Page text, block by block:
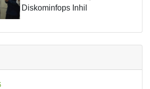
Diskominfops Inhil